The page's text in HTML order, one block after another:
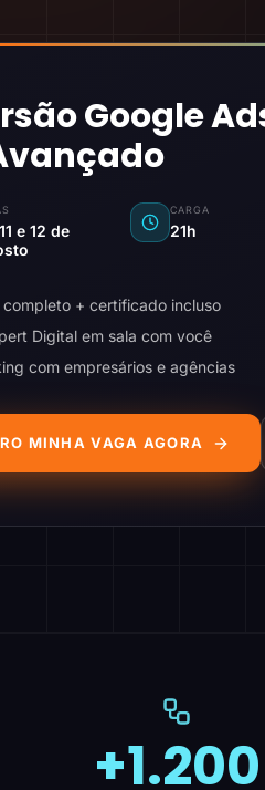
Google
e 12 de
CARGA
21h
+ certificado incluso
Digital em sala com você
com empresários e agências
MINHA VAGA AGORA
+1.200